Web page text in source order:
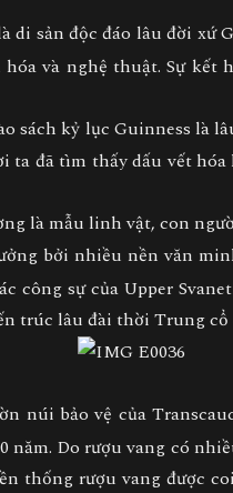
di sản độc đáo lâu đời xứ
và nghệ thuật. Sự kết
sách kỷ lục Guinness là
đã tìm thấy dấu vết hóa
là mẫu linh vật, con
bởi nhiều nền văn
công sự của Upper
trúc lâu đài thời Trung cổ
núi bảo vệ của
năm. Do rượu vang có
thống rượu vang được